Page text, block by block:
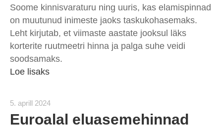
Soome kinnisvaraturu ning uuris, kas elamispinnad
on muutunud inimeste jaoks taskukohasemaks.
Leht kirjutab, et viimaste aastate jooksul läks
korterite ruutmeetri hinna ja palga suhe veidi
soodsamaks.
Loe lisaks
5. aprill 2024
Euroalal eluasemehinnad